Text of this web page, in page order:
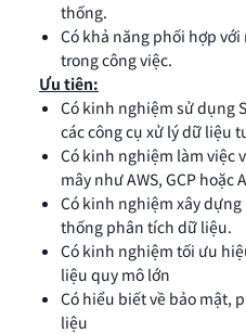
thống.
Có khả năng phối hợp
trong công việc.
Ưu tiên:
Có kinh nghiệm sử dụng
các công cụ xử lý dữ liệu
Có kinh nghiệm làm việc
mây như AWS, GCP hoặc
Có kinh nghiệm xây
thống phân tích dữ liệu.
Có kinh nghiệm tối ưu
liệu quy mô lớn
Có hiểu biết về bảo mật,
liệu